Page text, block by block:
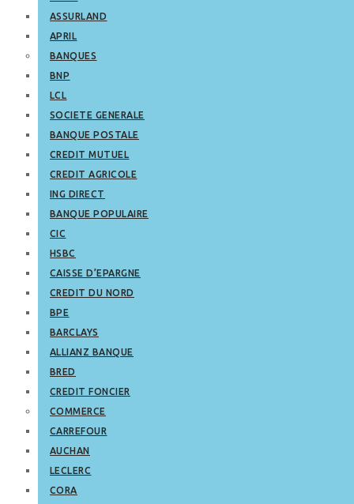
ASSURLAND
APRIL
BANQUES
BNP
LCL
SOCIETE GENERALE
BANQUE POSTALE
CREDIT MUTUEL
CREDIT AGRICOLE
ING DIRECT
BANQUE POPULAIRE
CIC
HSBC
CAISSE D’EPARGNE
CREDIT DU NORD
BPE
BARCLAYS
ALLIANZ BANQUE
BRED
CREDIT FONCIER
COMMERCE
CARREFOUR
AUCHAN
LECLERC
CORA